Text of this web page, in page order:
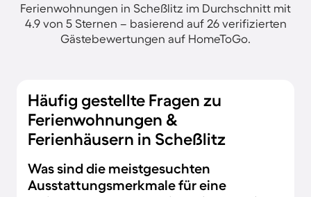
Ferienwohnungen in Scheßlitz im Durchschnitt mit
4.9 von 5 Sternen – basierend auf 26 verifizierten
Gästebewertungen auf HomeToGo.
Häufig gestellte Fragen zu
Ferienwohnungen &
Ferienhäusern in Scheßlitz
Was sind die meistgesuchten
Ausstattungsmerkmale für eine